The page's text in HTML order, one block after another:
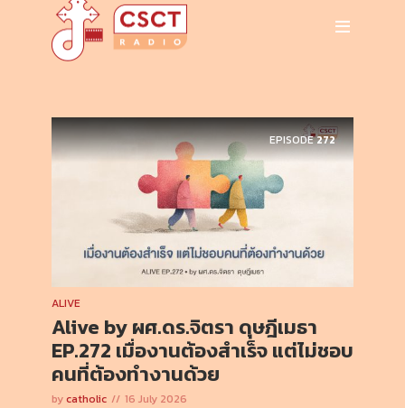
EPISODE272
ALIVE
Alive by ผศ.ดร.จิตรา ดุษฎีเมธา
EP.272 เมื่องานต้องสำเร็จ แต่ไม่ชอบ
คนที่ต้องทำงานด้วย
bycatholic 16 July 2026